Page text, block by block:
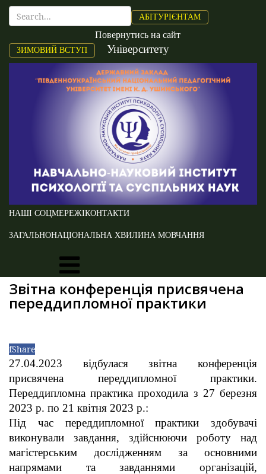
АБІТУРІЄНТАМ
ЗИМОВИЙ ВСТУП
Повернутись на сайт
Університету
НАШІ СОЦМЕРЕЖІКОНТАКТИ
ЗАГАЛЬНОНАЦІОНАЛЬНА ХВИЛИНА МОВЧАННЯ
Звітна конференція присвячена
переддипломної практики
fShare
27.04.2023 відбулася звітна конференція
присвячена переддипломної практики.
Переддипломна практика проходила з 27 березня
2023 р. по 21 квітня 2023 р.:
Під час переддипломної практики здобувачі
виконували завдання, здійснюючи роботу над
магістерським дослідженням за основними
напрямами та завданнями організацій,